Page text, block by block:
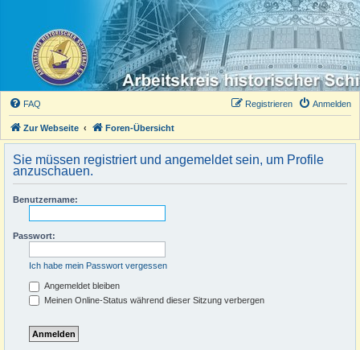
FAQ Anmelden
Registrieren
Zur Webseite Foren-Übersicht
Sie müssen registriert und angemeldet sein, um Profile
anzuschauen.
Benutzername:
Passwort:
Ich habe mein Passwort vergessen
Angemeldet bleiben
Meinen Online-Status während dieser Sitzung verbergen